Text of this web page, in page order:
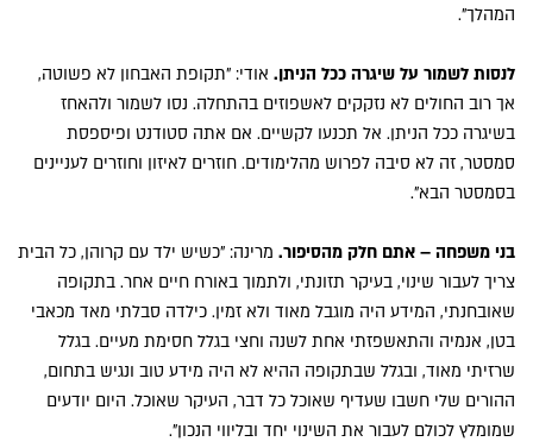
המהלך".
לנסות לשמור על שיגרה ככל הניתן. אודי: "תקופת האבחון לא פשוטה,
אך רוב החולים לא נזקקים לאשפוזים בהתחלה. נסו לשמור ולהאחז
בשיגרה ככל הניתן. אל תכנעו לקשיים. אם אתה סטודנט ופיספסת
סמסטר, זה לא סיבה לפרוש מהלימודים. חוזרים לאיזון וחוזרים לעניינים
בסמסטר הבא".
בני משפחה – אתם חלק מהסיפור. מרינה: "כשיש ילד עם קרוהן, כל הבית
צריך לעבור שינוי, בעיקר תזונתי, ולתמוך באורח חיים אחר. בתקופה
שאובחנתי, המידע היה מוגבל מאוד ולא זמין. כילדה סבלתי מאד מכאבי
בטן, אנמיה והתאשפזתי אחת לשנה וחצי בגלל חסימת מעיים. בגלל
שרזיתי מאוד, ובגלל שבתקופה ההיא לא היה מידע טוב ונגיש בתחום,
ההורים שלי חשבו שעדיף שאוכל כל דבר, העיקר שאוכל. היום יודעים
שמומלץ לכולם לעבור את השינוי יחד ובליווי הנכון".